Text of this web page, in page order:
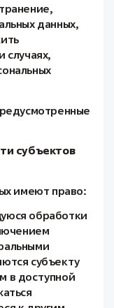
данных,
случаях,
субъектов
имеют право:
обработки
субъекту
в доступной